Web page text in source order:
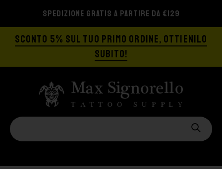
SPEDIZIONE GRATIS A PARTIRE DA €129
SCONTO 5% SUL TUO PRIMO ORDINE, OTTIENILO
SUBITO!